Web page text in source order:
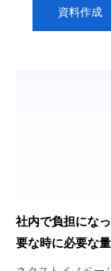
資料作成
社内で負担にな
要な時に必要な